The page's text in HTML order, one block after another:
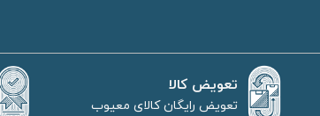
تعویض کالا
تعویض رایگان کالای معیوب